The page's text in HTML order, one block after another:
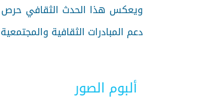
ويعكس هذا الحدث الثقافي حرص
دعم المبادرات الثقافية
ألبوم الصور